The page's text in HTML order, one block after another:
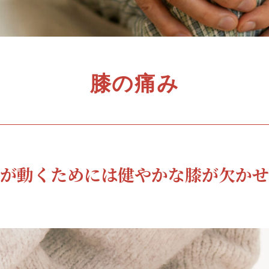
膝の痛み
動くためには健やかな膝が欠か